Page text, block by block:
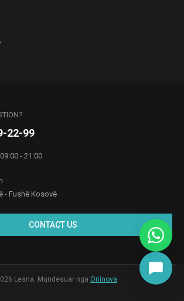
22-99
- 21:00
- Fushë Kosovë
CONTACT US
Lesna. Mundesuar nga Oninova